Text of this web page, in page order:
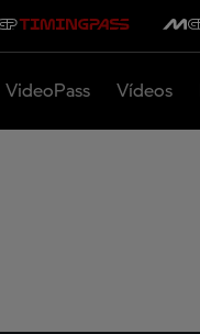
VideoPass Vídeos